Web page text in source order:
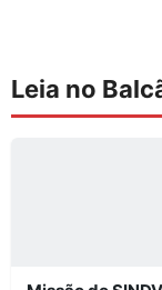
Leia no